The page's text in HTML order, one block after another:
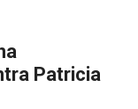
Patricia